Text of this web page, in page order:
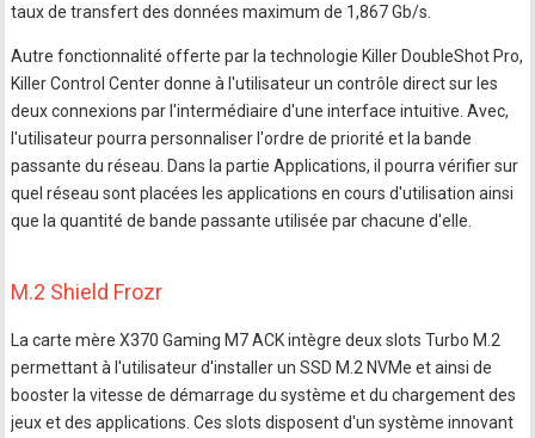
taux de transfert des données maximum de 1,867 Gb/s.
Autre fonctionnalité offerte par la technologie Killer DoubleShot Pro,
Killer Control Center donne à l'utilisateur un contrôle direct sur les
deux connexions par l'intermédiaire d'une interface intuitive. Avec,
l'utilisateur pourra personnaliser l'ordre de priorité et la bande
passante du réseau. Dans la partie Applications, il pourra vérifier sur
quel réseau sont placées les applications en cours d'utilisation ainsi
que la quantité de bande passante utilisée par chacune d'elle.
M.2 Shield Frozr
La carte mère X370 Gaming M7 ACK intègre deux slots Turbo M.2
permettant à l'utilisateur d'installer un SSD M.2 NVMe et ainsi de
booster la vitesse de démarrage du système et du chargement des
jeux et des applications. Ces slots disposent d'un système innovant